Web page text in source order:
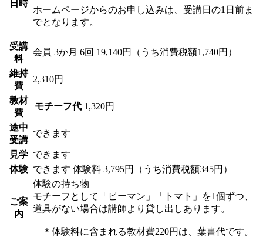
日時
ホームページからのお申し込みは、受講日の1日前ま
でとなります。
受講
料
会員 3か月 6回 19,140円（うち消費税額1,740円）
維持
費
2,310円
教材
費
モチーフ代 1,320円
途中
受講
できます
見学 できます
体験 できます 体験料 3,795円（うち消費税額345円）
ご案
内
体験の持ち物
モチーフとして「ピーマン」「トマト」を1個ずつ、
道具がない場合は講師より貸し出しあります。
＊体験料に含まれる教材費220円は、葉書代です。